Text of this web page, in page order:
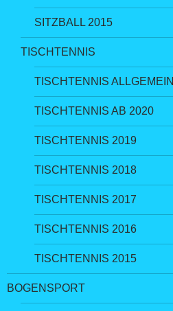
SITZBALL 2015
TISCHTENNIS
TISCHTENNIS ALLGEMEIN
TISCHTENNIS AB 2020
TISCHTENNIS 2019
TISCHTENNIS 2018
TISCHTENNIS 2017
TISCHTENNIS 2016
TISCHTENNIS 2015
BOGENSPORT